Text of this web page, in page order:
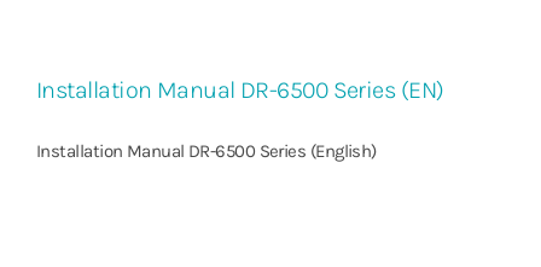
Installation Manual DR-6500 Series (EN)
Installation Manual DR-6500 Series (English)